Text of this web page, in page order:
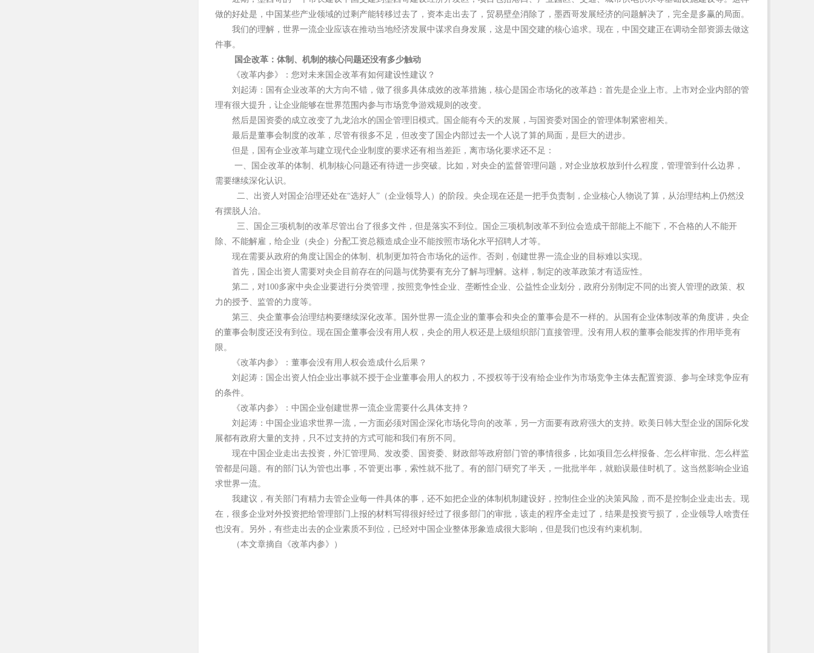
做的好处是，中国某些产业领域的过剩产能转移过去了，资本走出去了，贸易壁垒消除了，墨西哥发展经济的问题解决了，完全是多赢的局面。
我们的理解，世界一流企业应该在推动当地经济发展中谋求自身发展，这是中国交建的核心追求。现在，中国交建正在调动全部资源去做这
件事。
国企改革：体制、机制的核心问题还没有多少触动
《改革内参》：您对未来国企改革有如何建设性建议？
刘起涛：国有企业改革的大方向不错，做了很多具体成效的改革措施，核心是国企市场化的改革趋：首先是企业上市。上市对企业内部的管
理有很大提升，让企业能够在世界范围内参与市场竞争游戏规则的改变。
然后是国资委的成立改变了九龙治水的国企管理旧模式。国企能有今天的发展，与国资委对国企的管理体制紧密相关。
最后是董事会制度的改革，尽管有很多不足，但改变了国企内部过去一个人说了算的局面，是巨大的进步。
但是，国有企业改革与建立现代企业制度的要求还有相当差距，离市场化要求还不足：
一、国企改革的体制、机制核心问题还有待进一步突破。比如，对央企的监督管理问题，对企业放权放到什么程度，管理管到什么边界，
需要继续深化认识。
二、出资人对国企治理还处在“选好人”（企业领导人）的阶段。央企现在还是一把手负责制，企业核心人物说了算，从治理结构上仍然没
有摆脱人治。
三、国企三项机制的改革尽管出台了很多文件，但是落实不到位。国企三项机制改革不到位会造成干部能上不能下，不合格的人不能开
除、不能解雇，给企业（央企）分配工资总额造成企业不能按照市场化水平招聘人才等。
现在需要从政府的角度让国企的体制、机制更加符合市场化的运作。否则，创建世界一流企业的目标难以实现。
首先，国企出资人需要对央企目前存在的问题与优势要有充分了解与理解。这样，制定的改革政策才有适应性。
第二，对100多家中央企业要进行分类管理，按照竞争性企业、垄断性企业、公益性企业划分，政府分别制定不同的出资人管理的政策、权
力的授予、监管的力度等。
第三、央企董事会治理结构要继续深化改革。国外世界一流企业的董事会和央企的董事会是不一样的。从国有企业体制改革的角度讲，央企
的董事会制度还没有到位。现在国企董事会没有用人权，央企的用人权还是上级组织部门直接管理。没有用人权的董事会能发挥的作用毕竟有
限。
《改革内参》：董事会没有用人权会造成什么后果？
刘起涛：国企出资人怕企业出事就不授于企业董事会用人的权力，不授权等于没有给企业作为市场竞争主体去配置资源、参与全球竞争应有
的条件。
《改革内参》：中国企业创建世界一流企业需要什么具体支持？
刘起涛：中国企业追求世界一流，一方面必须对国企深化市场化导向的改革，另一方面要有政府强大的支持。欧美日韩大型企业的国际化发
展都有政府大量的支持，只不过支持的方式可能和我们有所不同。
现在中国企业走出去投资，外汇管理局、发改委、国资委、财政部等政府部门管的事情很多，比如项目怎么样报备、怎么样审批、怎么样监
管都是问题。有的部门认为管也出事，不管更出事，索性就不批了。有的部门研究了半天，一批批半年，就贻误最佳时机了。这当然影响企业追
求世界一流。
我建议，有关部门有精力去管企业每一件具体的事，还不如把企业的体制机制建设好，控制住企业的决策风险，而不是控制企业走出去。现
在，很多企业对外投资把给管理部门上报的材料写得很好经过了很多部门的审批，该走的程序全走过了，结果是投资亏损了，企业领导人啥责任
也没有。另外，有些走出去的企业素质不到位，已经对中国企业整体形象造成很大影响，但是我们也没有约束机制。
（本文章摘自《改革内参》）